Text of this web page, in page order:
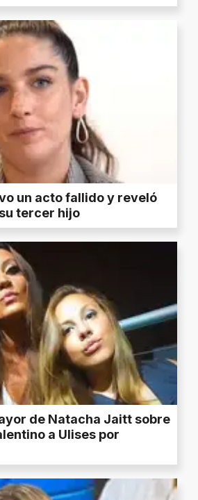
un acto fallido y reveló
tercer hijo
de Natacha Jaitt sobre
a Ulises por